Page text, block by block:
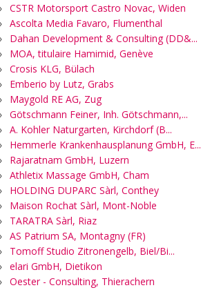
CSTR Motorsport Castro Novac, Widen
Ascolta Media Favaro, Flumenthal
Dahan Development & Consulting (DD&...
MOA, titulaire Hamimid, Genève
Crosis KLG, Bülach
Emberio by Lutz, Grabs
Maygold RE AG, Zug
Götschmann Feiner, Inh. Götschmann,...
A. Kohler Naturgarten, Kirchdorf (B...
Hemmerle Krankenhausplanung GmbH, E...
Rajaratnam GmbH, Luzern
Athletix Massage GmbH, Cham
HOLDING DUPARC Sàrl, Conthey
Maison Rochat Sàrl, Mont-Noble
TARATRA Sàrl, Riaz
AS Patrium SA, Montagny (FR)
Tomoff Studio Zitronengelb, Biel/Bi...
elari GmbH, Dietikon
Oester - Consulting, Thierachern